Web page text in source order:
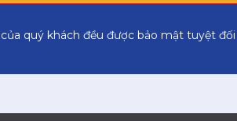
quý khách đều được bảo mật tuyệt đối